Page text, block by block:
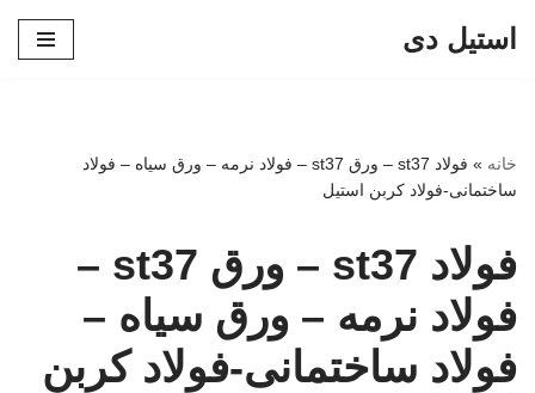
استیل دی
خانه »
فولاد st37 – ورق st37 – فولاد نرمه – ورق سیاه – فولاد
ساختمانی-فولاد کربن استیل
فولاد st37 – ورق st37 –
فولاد نرمه – ورق سیاه –
فولاد ساختمانی-فولاد کربن